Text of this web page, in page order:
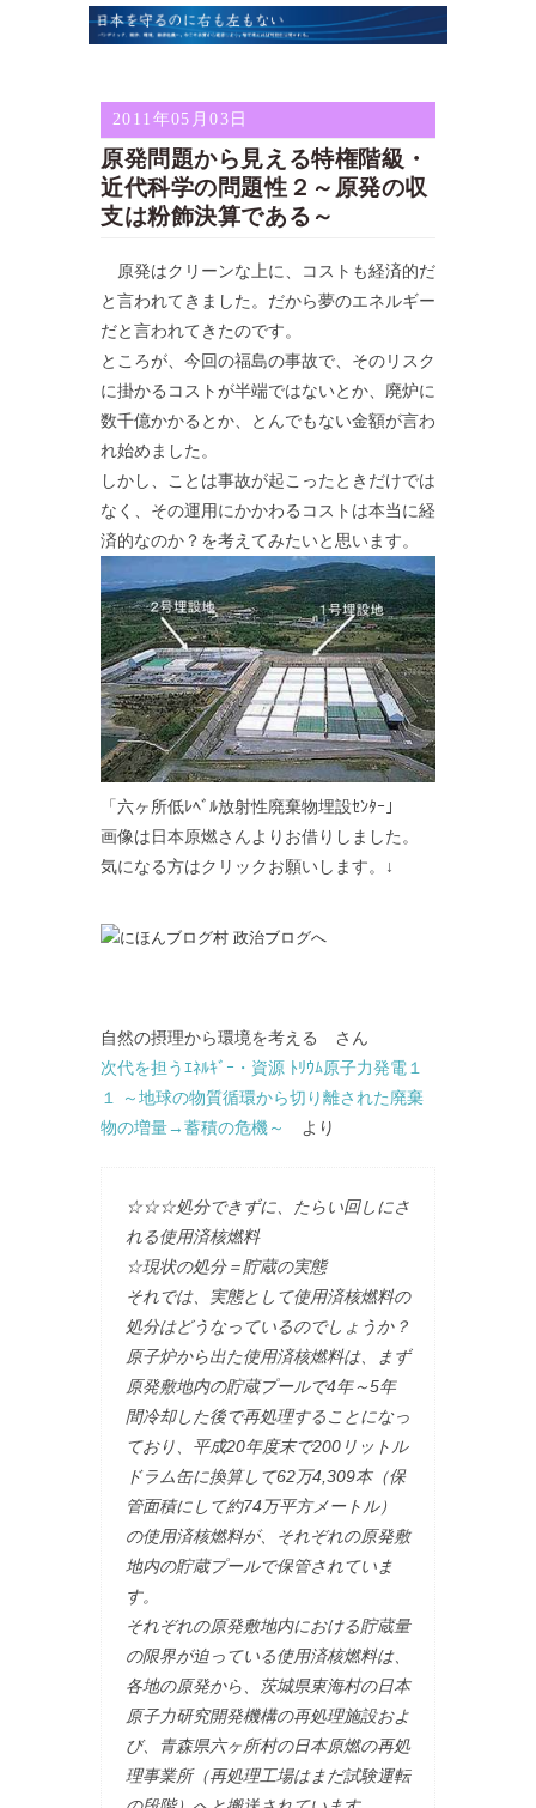
2011年05月03日
原発問題から見える特権階級・
近代科学の問題性２～原発の収
支は粉飾決算である～
原発はクリーンな上に、コストも経済的だ
と言われてきました。だから夢のエネルギー
だと言われてきたのです。
ところが、今回の福島の事故で、そのリスク
に掛かるコストが半端ではないとか、廃炉に
数千億かかるとか、とんでもない金額が言わ
れ始めました。
しかし、ことは事故が起こったときだけでは
なく、その運用にかかわるコストは本当に経
済的なのか？を考えてみたいと思います。
「六ヶ所低ﾚﾍﾞﾙ放射性廃棄物埋設ｾﾝﾀｰ」
画像は日本原燃さんよりお借りしました。
気になる方はクリックお願いします。↓
自然の摂理から環境を考える さん
次代を担うｴﾈﾙｷﾞｰ・資源 ﾄﾘｳﾑ原子力発電１
１ ～地球の物質循環から切り離された廃棄
物の増量→蓄積の危機～
より
☆☆☆処分できずに、たらい回しにさ
れる使用済核燃料
☆現状の処分＝貯蔵の実態
それでは、実態として使用済核燃料の
処分はどうなっているのでしょうか？
原子炉から出た使用済核燃料は、まず
原発敷地内の貯蔵プールで4年～5年
間冷却した後で再処理することになっ
ており、平成20年度末で200リットル
ドラム缶に換算して62万4,309本（保
管面積にして約74万平方メートル）
の使用済核燃料が、それぞれの原発敷
地内の貯蔵プールで保管されていま
す。
それぞれの原発敷地内における貯蔵量
の限界が迫っている使用済核燃料は、
各地の原発から、茨城県東海村の日本
原子力研究開発機構の再処理施設およ
び、青森県六ヶ所村の日本原燃の再処
理事業所（再処理工場はまだ試験運転